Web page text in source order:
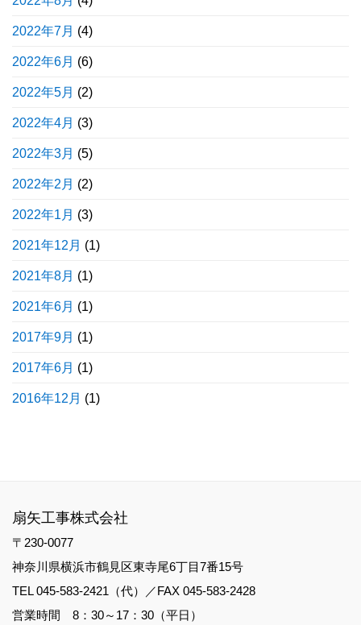
2022年7月 (4)
2022年6月 (6)
2022年5月 (2)
2022年4月 (3)
2022年3月 (5)
2022年2月 (2)
2022年1月 (3)
2021年12月 (1)
2021年8月 (1)
2021年6月 (1)
2017年9月 (1)
2017年6月 (1)
2016年12月 (1)
扇矢工事株式会社
〒230-0077
神奈川県横浜市鶴見区東寺尾6丁目7番15号
TEL 045-583-2421（代）／FAX 045-583-2428
営業時間 8：30～17：30（平日）